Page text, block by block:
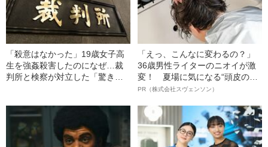
「殺意はなかった」19歳女子高
生を強姦殺害したのになぜ…裁
判所と検察が対立した「驚きの
「えっ、こんなに変わるの？」
36歳男性ライターのニオイが激
変！ 夏場に気になる“頭皮のニ
オイ”や“ベタつき”を解消す
ト”が生み出した徹底ケアとは
PR（株式会社スヴェンソン）